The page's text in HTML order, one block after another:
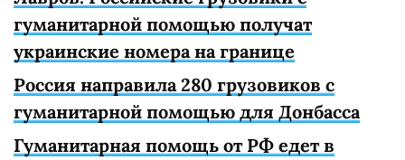
гуманитарной помощью получат
украинские номера на границе
Россия направила 280 грузовиков с
гуманитарной помощью для Донбасса
Гуманитарная помощь от РФ едет в